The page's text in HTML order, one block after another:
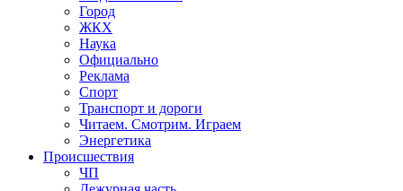
Город
ЖКХ
Наука
Официально
Реклама
Спорт
Транспорт и дороги
Читаем. Смотрим. Играем
Энергетика
Происшествия
ЧП